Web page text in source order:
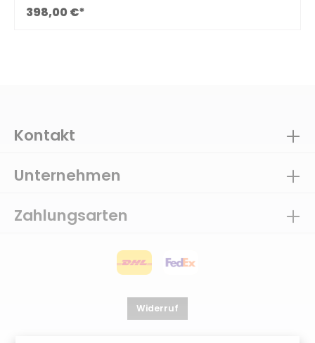
398,00 €*
Kontakt
Unternehmen
Zahlungsarten
Widerruf